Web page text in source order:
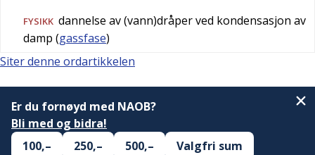
FYSIKK dannelse av (vann)dråper ved kondensasjon av
damp (gassfase)
Siter denne ordartikkelen
Er du fornøyd med NAOB?
Bli med og bidra!
100,–
250,– 500,– Valgfri sum